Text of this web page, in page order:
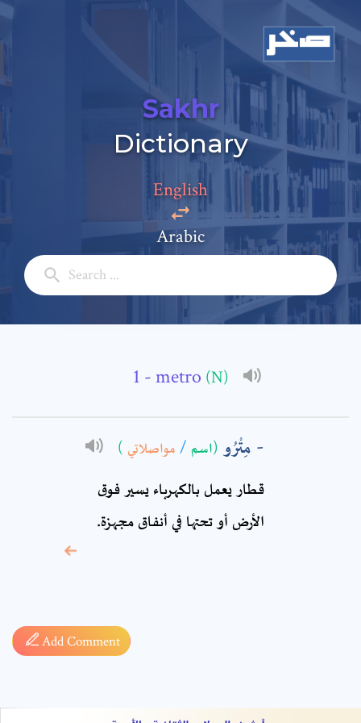
Sakhr
Dictionary
English
Arabic
- metro (N)
مِتْرُو (اسم / مواصلاتي )
قطار يعمل بالكهرباء يسير فوق
الأرض أو تحتها في أنفاق مجهزة.
Add Comment
Add a comment
Full Name: *
Comment: *